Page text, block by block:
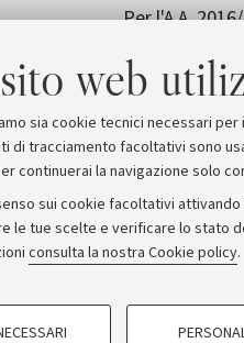
web
sia cookie tecnici necessari
di tracciamento facoltativi sono
continuerai la navigazione solo
sui cookie facoltativi
le tue scelte e verificare lo stato
consulta la nostra Cookie policy.
- FACOLTATIVI
Per l'A.A.
specificate
Redazione
Copyright 2026 - ALMA MATER